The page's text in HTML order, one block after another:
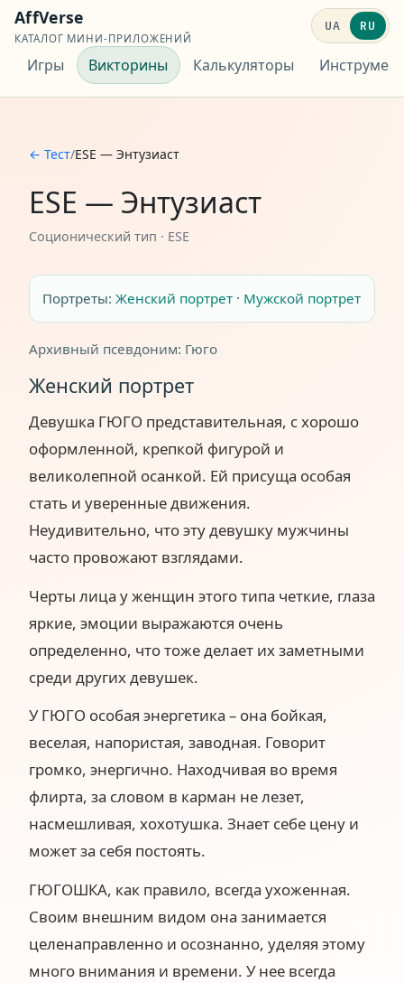
AffVerse
КАТАЛОГ МИНИ-ПРИЛОЖЕНИЙ
Игры Викторины Калькуляторы
UA RU
← Тест/ESE — Энтузиаст
ESE — Энтузиаст
Соционический тип · ESE
Портреты:Женский портрет · Мужской портрет
Архивный псевдоним: Гюго
Женский портрет
Девушка ГЮГО представительная, с хорошо
оформленной, крепкой фигурой и
великолепной осанкой. Ей присуща особая
стать и уверенные движения.
Неудивительно, что эту девушку мужчины
часто провожают взглядами.
Черты лица у женщин этого типа четкие, глаза
яркие, эмоции выражаются очень
определенно, что тоже делает их заметными
среди других девушек.
У ГЮГО особая энергетика – она бойкая,
веселая, напористая, заводная. Говорит
громко, энергично. Находчивая во время
флирта, за словом в карман не лезет,
насмешливая, хохотушка. Знает себе цену и
может за себя постоять.
ГЮГОШКА, как правило, всегда ухоженная.
Своим внешним видом она занимается
целенаправленно и осознанно, уделяя этому
много внимания и времени. У нее всегда